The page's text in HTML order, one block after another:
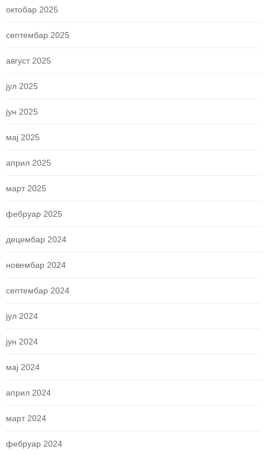
октобар 2025
септембар 2025
август 2025
јул 2025
јун 2025
мај 2025
април 2025
март 2025
фебруар 2025
децембар 2024
новембар 2024
септембар 2024
јул 2024
јун 2024
мај 2024
април 2024
март 2024
фебруар 2024